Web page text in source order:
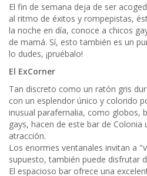
El fin de semana deja de ser
al ritmo de éxitos y rompepistas,
la noche en día, conoce a chicos
de mamá. Sí, esto también es un
lo dudes, ¡pruébalo!
El ExCorner
Tan discreto como un ratón gris
con un esplendor único y colorido
inusual parafernalia, como globos,
gays, hacen de este bar de
atracción.
Los enormes ventanales invitan a
supuesto, también puede disfrutar
El espacioso bar ofrece una